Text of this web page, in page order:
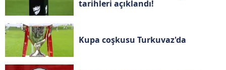
hazırlanmış Aydınlatma Metnimizi okumak ve sitemizde
ilgili mevzuata uygun olarak kullanılan çerezlerle ilgili bilgi
almak için lütfen
tıklayınız.
tarihleri açıklandı!
Kupa coşkusu Turkuvaz'da